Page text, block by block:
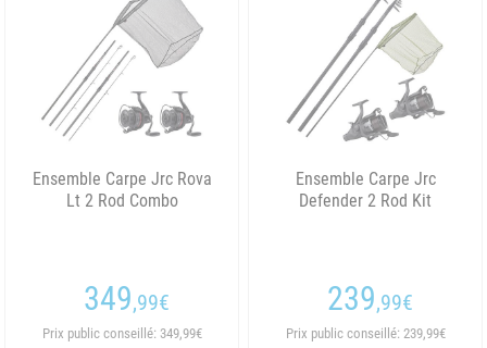
Ensemble Carpe Jrc Rova
Lt 2 Rod Combo
349,99€
Prix public conseillé: 349,99€
Ensemble Carpe Jrc
Defender 2 Rod Kit
239,99€
Prix public conseillé: 239,99€